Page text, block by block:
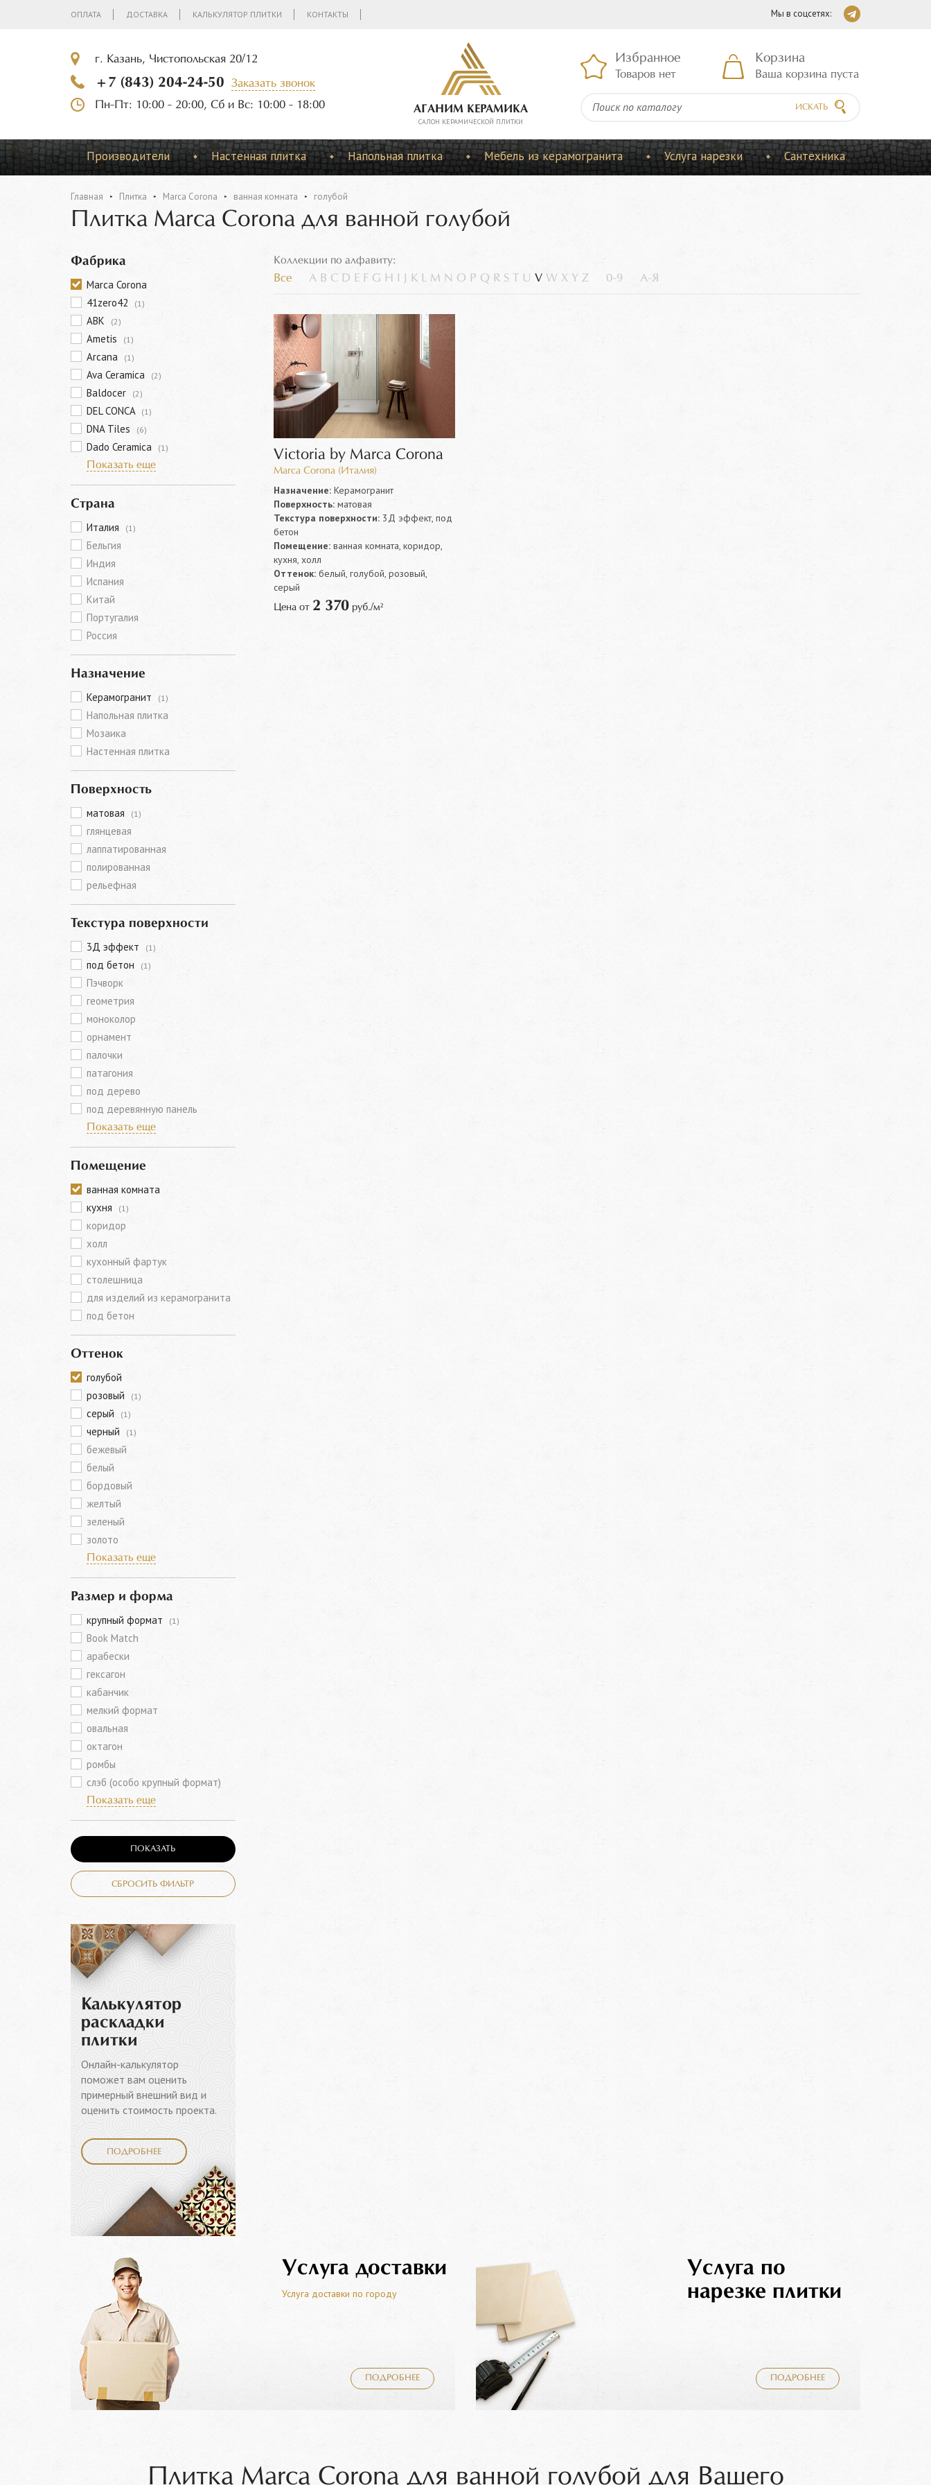
ОПЛАТА ДОСТАВКА КАЛЬКУЛЯТОР ПЛИТКИ КОНТАКТЫ Мы в соцсетях:
г. Казань, Чистопольская 20/12
+7 (843) 204-24-50
Заказать звонок
Пн-Пт: 10:00 - 20:00, Сб и Вс: 10:00 - 18:00
АГАНИМ КЕРАМИКА
CАЛОН КЕРАМИЧЕСКОЙ ПЛИТКИ
Избранное
Товаров нет
Корзина
Ваша корзина пуста
ИСКАТЬ
Производители Настенная плитка Напольная плитка Мебель из керамогранита Услуга нарезки Сантехника
Главная Плитка Marca Corona ванная комната голубой
Плитка Marca Corona для ванной голубой
Фабрика
Marca Corona
41zero42
(1)
ABK (2)
Ametis (1)
Arcana (1)
Ava Ceramica (2)
Baldocer (2)
DEL CONCA (1)
DNA Tiles (6)
Dado Ceramica
(1)
Показать еще
Страна
Италия (1)
Бельгия
Индия
Испания
Китай
Португалия
Россия
Назначение
Керамогранит (1)
Напольная плитка
Мозаика
Настенная плитка
Поверхность
матовая (1)
глянцевая
лаппатированная
полированная
рельефная
Текстура поверхности
3Д эффект (1)
под бетон (1)
Пэчворк
геометрия
моноколор
орнамент
палочки
патагония
под дерево
под деревянную панель
Показать еще
Помещение
ванная комната
кухня
(1)
коридор
холл
кухонный фартук
столешница
для изделий из керамогранита
под бетон
Оттенок
голубой
розовый
(1)
серый (1)
черный (1)
бежевый
белый
бордовый
желтый
зеленый
золото
Показать еще
Размер и форма
крупный формат (1)
Book Match
арабески
гексагон
кабанчик
мелкий формат
овальная
октагон
ромбы
слэб (особо крупный формат)
Показать еще
ПОКАЗАТЬ
СБРОСИТЬ ФИЛЬТР
Калькулятор
раскладки
плитки
Онлайн-калькулятор
поможет вам оценить
примерный внешний вид и
оценить стоимость проекта.
ПОДРОБНЕЕ
Коллекции по алфавиту:
Все A B C D E F G H K L M N O P Q R S U V W X Y Z 0-9 А-Я
Victoria by Marca Corona
Marca Corona (Италия)
Назначение:Керамогранит
Поверхность:матовая
Текстура поверхности:3Д эффект, под
бетон
Помещение:ванная комната, коридор,
кухня, холл
Оттенок:белый, голубой, розовый,
серый
Цена от 2 370руб./м²
Услуга доставки
Услуга доставки по городу
ПОДРОБНЕЕ
Услуга по
нарезке плитки
ПОДРОБНЕЕ
Плитка Marca Corona для ванной голубой для Вашего